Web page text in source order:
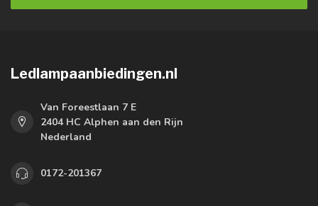
Ledlampaanbiedingen.nl
Van Foreestlaan 7 E
2404 HC Alphen aan den Rijn
Nederland
0172-201367